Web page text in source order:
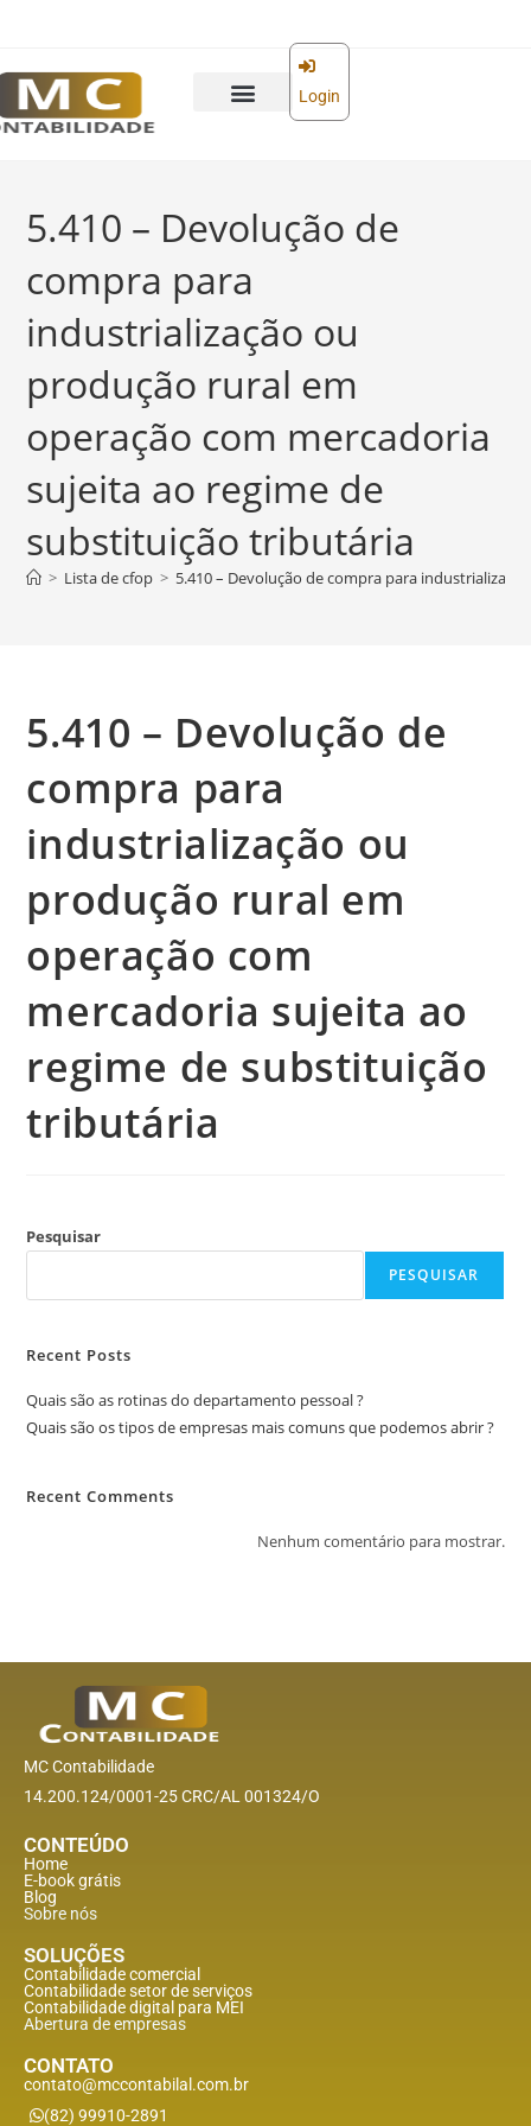
Login
5.410 – Devolução de
compra para
industrialização ou
produção rural em
operação com mercadoria
sujeita ao regime de
substituição tributária
> Lista de cfop > 5.410 – Devolução de compra para
5.410 – Devolução de
compra para
industrialização ou
produção rural em
operação com
mercadoria sujeita ao
regime de substituição
tributária
Pesquisar
PESQUISAR
Recent Posts
Quais são as rotinas do departamento pessoal ?
Quais são os tipos de empresas mais comuns que podemos abrir ?
Recent Comments
Nenhum comentário para mostrar.
MC Contabilidade
14.200.124/0001-25 CRC/AL 001324/O
CONTEÚDO
Home
E-book grátis
Blog
Sobre nós
SOLUÇÕES
Contabilidade comercial
Contabilidade setor deserviços
Contabilidade digital para MEI
Abertura de empresas
CONTATO
contato@mccontabilal.com.br
(82) 99910-2891